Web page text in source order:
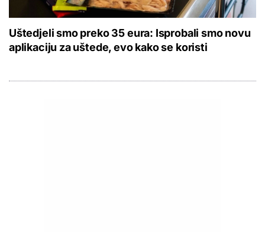
Uštedjeli smo preko 35 eura: Isprobali smo novu
aplikaciju za uštede, evo kako se koristi